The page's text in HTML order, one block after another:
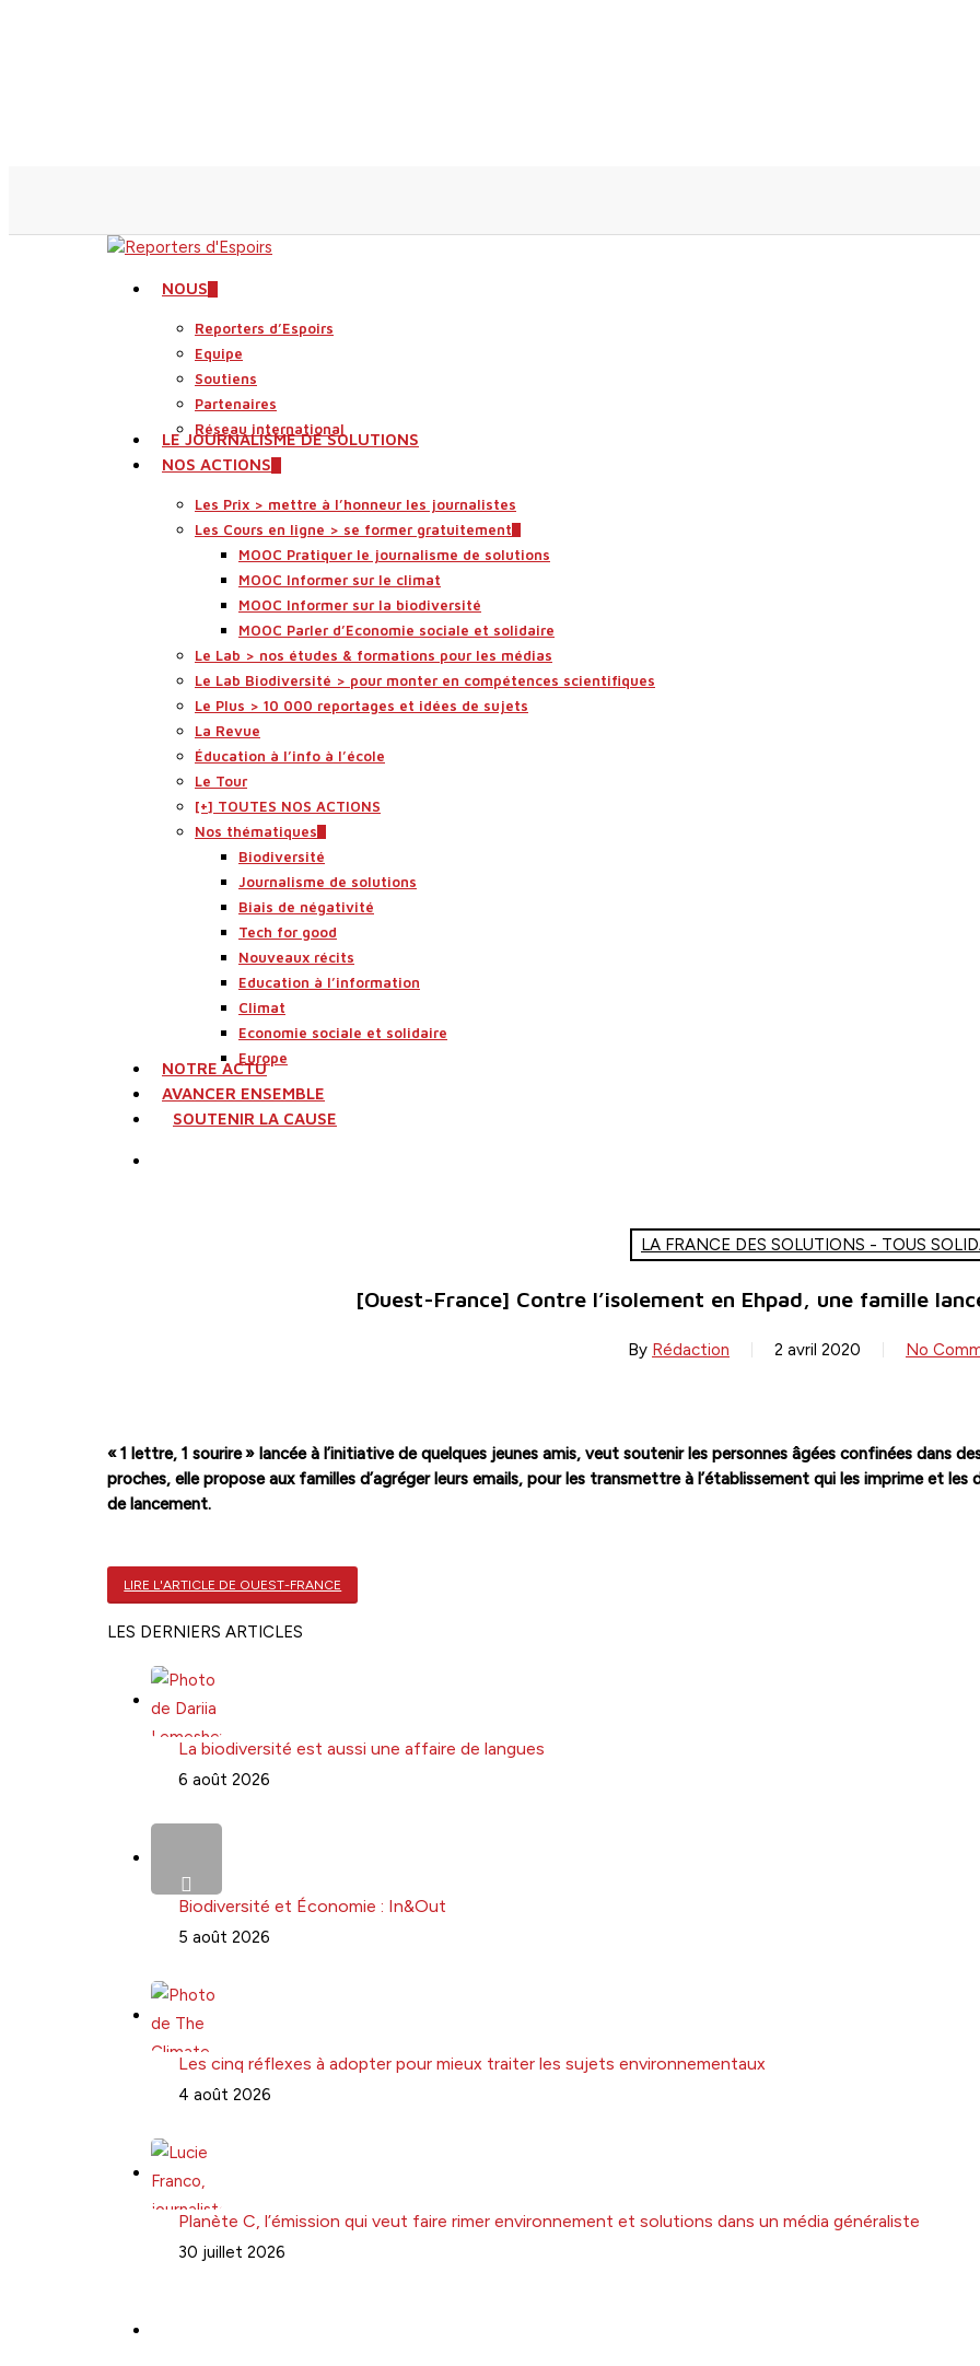
search
Menu NOUS
Reporters d’Espoirs
Equipe
Soutiens
Partenaires
Réseau international
LE JOURNALISME DE SOLUTIONS
NOS ACTIONS
Les Prix > mettre à l’honneur les journalistes
Les Cours en ligne > se former gratuitement
MOOC Pratiquer le journalisme de solutions
MOOC Informer sur le climat
MOOC Informer sur la biodiversité
MOOC Parler d’Economie sociale et solidaire
Le Lab > nos études & formations pour les médias
Le Lab Biodiversité > pour monter en compétences scientifiques
Le Plus > 10 000 reportages et idées de sujets
La Revue
Éducation à l’info à l’école
Le Tour
[+] TOUTES NOS ACTIONS
Nos thématiques
Biodiversité
Journalisme de solutions
Biais de négativité
Tech for good
Nouveaux récits
Education à l’information
Climat
Economie sociale et solidaire
Europe
NOTRE ACTU
AVANCER ENSEMBLE
SOUTENIR LA CAUSE
LA FRANCE DES SOLUTIONS - TOUS
[Ouest-France] Contre l’isolement en Ehpad, une famille
By Rédaction 2 avril 2020 No
« 1 lettre, 1 sourire » lancée à l’initiative de quelques jeunes amis, veut soutenir les personnes âgées confinées dans
proches, elle propose aux familles d’agréger leurs emails, pour les transmettre à l’établissement qui les imprime et
de lancement.
LIRE L'ARTICLE DE OUEST-FRANCE
LES DERNIERS ARTICLES
La biodiversité est aussi une affaire de langues
6 août 2026
Biodiversité et Économie : In&Out
5 août 2026
Les cinq réflexes à adopter pour mieux traiter les sujets environnementaux
4 août 2026
Planète C, l’émission qui veut faire rimer environnement et solutions dans un média généraliste
30 juillet 2026